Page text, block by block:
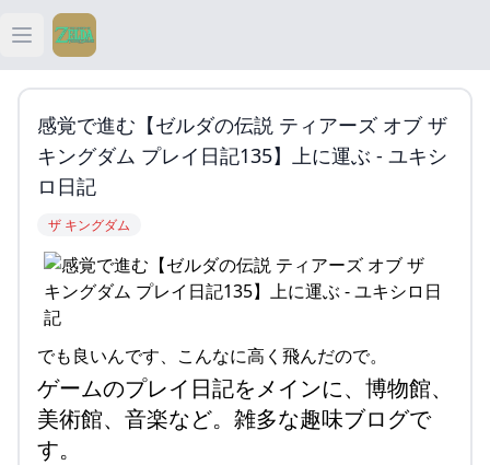
Open main menu
ティアキン
ティアキン 祠
ティアキン 攻略
感覚で進む【ゼルダの伝説 ティアーズ オブ ザ
キングダム プレイ日記135】上に運ぶ - ユキシ
ロ日記
ザ キングダム
でも良いんです、こんなに高く飛んだので。
ゲームのプレイ日記をメインに、博物館、
美術館、音楽など。雑多な趣味ブログで
す。